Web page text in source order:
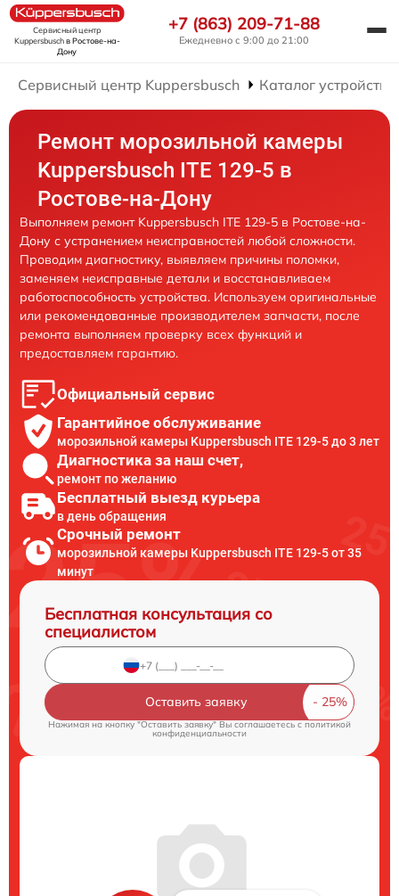
Сервисный центр
Kuppersbuschв Ростове-на-
Дону
+7 (863) 209-71-88
Ежедневно с 9:00 до 21:00
Сервисный центр Kuppersbusch Каталог устройств
Ремонт морозильной камеры
Kuppersbusch ITE 129-5 в
Ростове-на-Дону
Выполняем ремонт Kuppersbusch ITE 129-5 в Ростове-на-
Дону с устранением неисправностей любой сложности.
Проводим диагностику, выявляем причины поломки,
заменяем неисправные детали и восстанавливаем
работоспособность устройства. Используем оригинальные
или рекомендованные производителем запчасти, после
ремонта выполняем проверку всех функций и
предоставляем гарантию.
Официальный сервис
Гарантийное обслуживание
морозильной камеры Kuppersbusch ITE 129-5 до 3 лет
Диагностика за наш счет,
ремонт по желанию
Бесплатный выезд курьера
в день обращения
Срочный ремонт
морозильной камеры Kuppersbusch ITE 129-5 от 35
минут
Бесплатная консультация со
специалистом
Оставить заявку
Нажимая на кнопку "Оставить заявку" Вы соглашаетесь c политикой
конфиденциальности